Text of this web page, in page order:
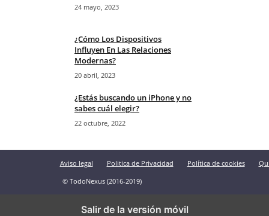
24 mayo, 2023
¿Cómo Los Dispositivos
Influyen En Las Relaciones
Modernas?
20 abril, 2023
¿Estás buscando un iPhone y no
sabes cuál elegir?
22 octubre, 2022
Aviso legal Politica de Privacidad Política de cookies
© TodoNexus (2016-2019)
Salir de la versión móvil